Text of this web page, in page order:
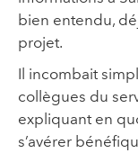
bien entendu,
projet.
Il incombait
collègues du
expliquant en
s’avérer